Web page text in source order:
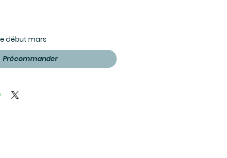
début mars
Précommander